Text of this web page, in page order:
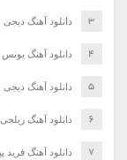
دانلود آهنگ دیجی
دانلود آهنگ
دانلود آهنگ
دانلود آهنگ ریلجی به
دانلود آهنگ فرید